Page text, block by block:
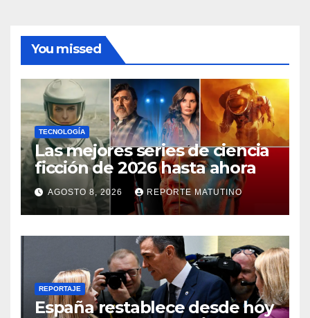
You missed
TECNOLOGÍA
Las mejores series de ciencia
ficción de 2026 hasta ahora
AGOSTO 8, 2026 REPORTE MATUTINO
REPORTAJE
España restablece desde hoy